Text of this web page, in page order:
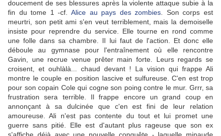
doucement de ses blessures après la violente attaque subie à la
fin du tome 1 -cf. Alice au pays des zombies . Son corps est
meurtri, son petit ami s'en veut terriblement, mais la demoiselle
insiste pour reprendre du service. Elle tourne en rond comme
une folle dans sa chambre. Il lui faut de l'action. Et donc elle
déboule au gymnase pour l'entraînement où elle rencontre
Gavin, une recrue venue prêter main forte. Leurs regards se
croisent, et ouhlàlà... chaud devant ! La vision qui frappe Ali
montre le couple en position lascive et sulfureuse. C'en est trop
pour son copain Cole qui cogne son poing contre le mur. Grrr, sa
frustration sera terrible. Il frappe encore un grand coup en
annonçant à sa dulcinée que c'en est fini de leur relation
amoureuse. Ali n'est pas contente du tout et lui promet une
guerre sans pitié. Elle est d'autant plus rageuse que son ex